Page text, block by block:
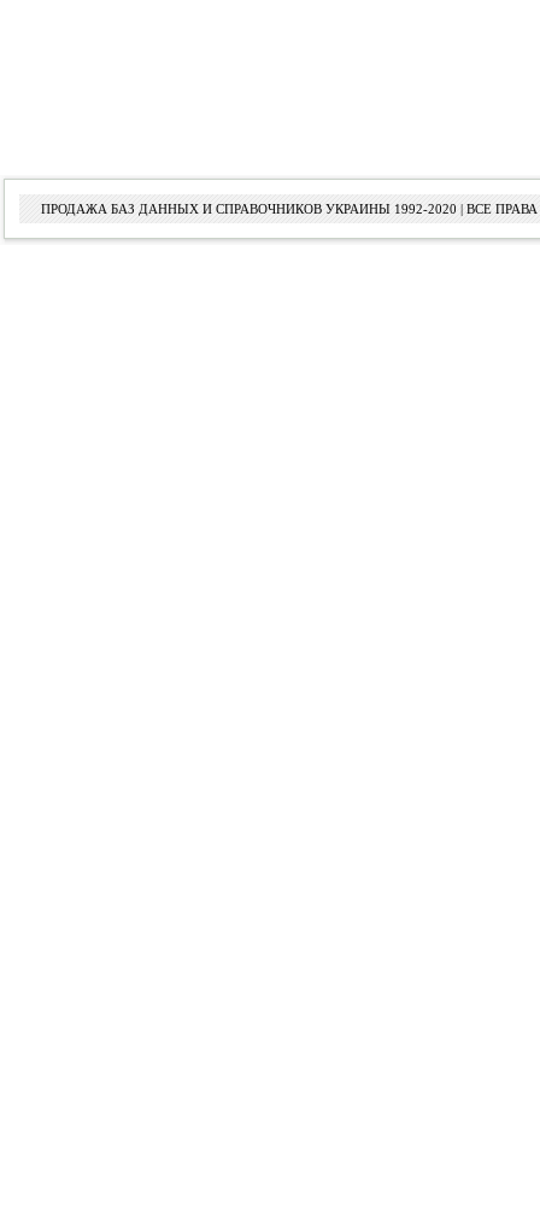
ПРОДАЖА БАЗ ДАННЫХ И СПРАВОЧНИКОВ УКРАИНЫ 1992-2020 | ВСЕ